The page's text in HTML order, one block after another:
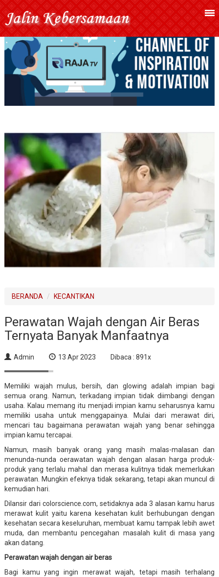
BERANDA KECANTIKAN
Perawatan Wajah dengan Air Beras
Ternyata Banyak Manfaatnya
Admin 13 Apr 2023 Dibaca : 891x
Memiliki wajah mulus, bersih, dan glowing adalah impian bagi
semua orang. Namun, terkadang impian tidak diimbangi dengan
usaha. Kalau memang itu menjadi impian kamu seharusnya kamu
memiliki usaha untuk menggapainya. Mulai dari merawat diri,
mencari tau bagaimana perawatan wajah yang benar sehingga
impian kamu tercapai.
Namun, masih banyak orang yang masih malas-malasan dan
menunda-nunda oerawatan wajah dengan alasan harga produk-
produk yang terlalu mahal dan merasa kulitnya tidak memerlukan
perawatan. Mungkin efeknya tidak sekarang, tetapi akan muncul di
kemudian hari.
Dilansir dari colorscience.com, setidaknya ada 3 alasan kamu harus
merawat kulit yaitu karena kesehatan kulit berhubungan dengan
kesehatan secara keseluruhan, membuat kamu tampak lebih awet
muda, dan membantu pencegahan masalah kulit di masa yang
akan datang.
Perawatan wajah dengan air beras
Bagi kamu yang ingin merawat wajah, tetapi masih terhalang